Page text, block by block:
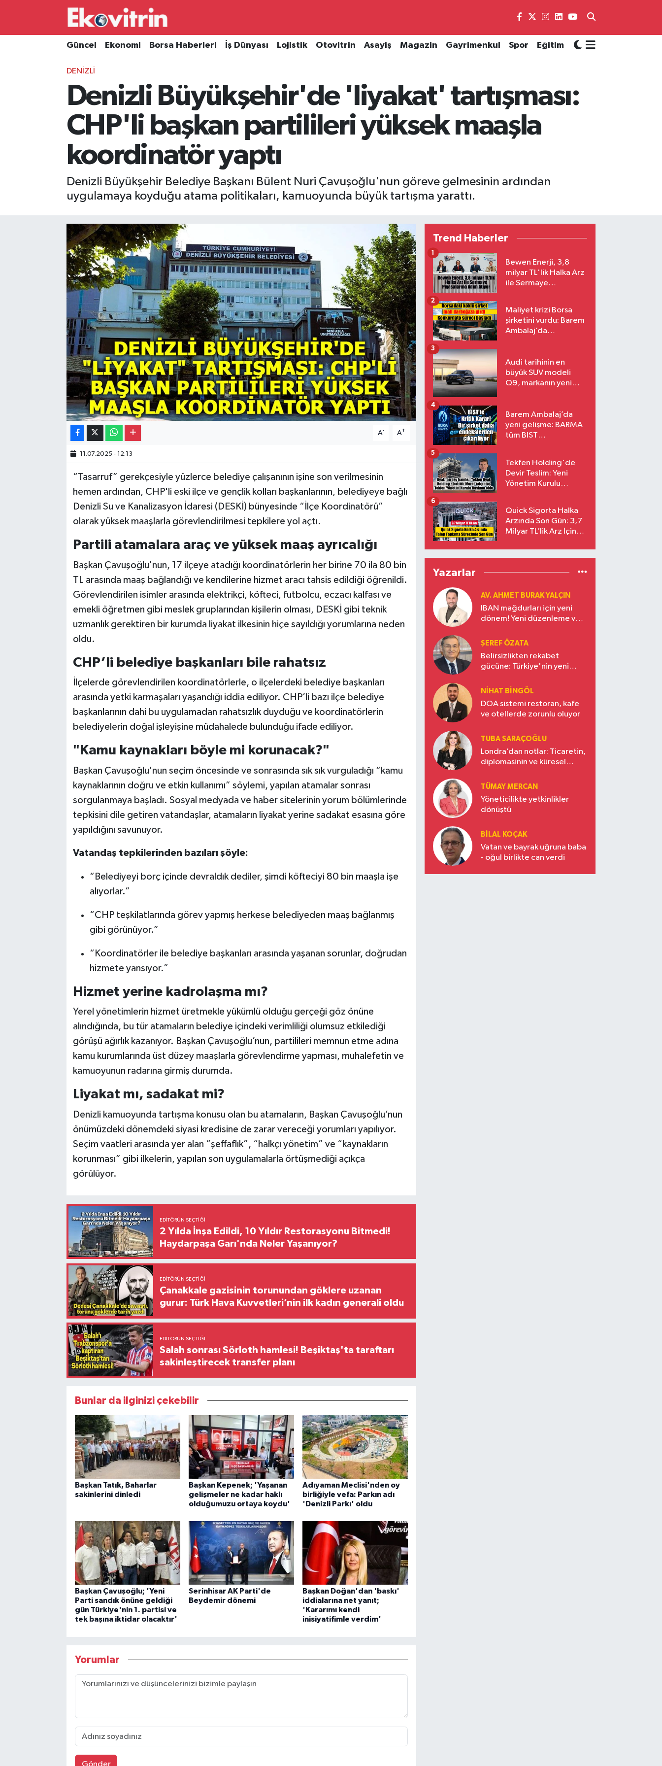
Güncel Ekonomi Borsa Haberleri İş Dünyası Lojistik Otovitrin Asayiş Magazin Gayrimenkul Spor Eğitim
DENİZLİ
Denizli Büyükşehir'de 'liyakat' tartışması:
CHP'li başkan partilileri yüksek maaşla
koordinatör yaptı
Denizli Büyükşehir Belediye Başkanı Bülent Nuri Çavuşoğlu'nun göreve gelmesinin ardından
uygulamaya koyduğu atama politikaları, kamuoyunda büyük tartışma yarattı.
A- A+
11.07.2025 - 12:13
“Tasarruf” gerekçesiyle yüzlerce belediye çalışanının işine son verilmesinin
hemen ardından, CHP'li eski ilçe ve gençlik kolları başkanlarının, belediyeye bağlı
Denizli Su ve Kanalizasyon İdaresi (DESKİ) bünyesinde “İlçe Koordinatörü”
olarak yüksek maaşlarla görevlendirilmesi tepkilere yol açtı.
Partili atamalara araç ve yüksek maaş ayrıcalığı
Başkan Çavuşoğlu'nun, 17 ilçeye atadığı koordinatörlerin her birine 70 ila 80 bin
TL arasında maaş bağlandığı ve kendilerine hizmet aracı tahsis edildiği öğrenildi.
Görevlendirilen isimler arasında elektrikçi, köfteci, futbolcu, eczacı kalfası ve
emekli öğretmen gibi meslek gruplarından kişilerin olması, DESKİ gibi teknik
uzmanlık gerektiren bir kurumda liyakat ilkesinin hiçe sayıldığı yorumlarına neden
oldu.
CHP’li belediye başkanları bile rahatsız
İlçelerde görevlendirilen koordinatörlerle, o ilçelerdeki belediye başkanları
arasında yetki karmaşaları yaşandığı iddia ediliyor. CHP’li bazı ilçe belediye
başkanlarının dahi bu uygulamadan rahatsızlık duyduğu ve koordinatörlerin
belediyelerin doğal işleyişine müdahalede bulunduğu ifade ediliyor.
"Kamu kaynakları böyle mi korunacak?"
Başkan Çavuşoğlu'nun seçim öncesinde ve sonrasında sık sık vurguladığı “kamu
kaynaklarının doğru ve etkin kullanımı” söylemi, yapılan atamalar sonrası
sorgulanmaya başladı. Sosyal medyada ve haber sitelerinin yorum bölümlerinde
tepkisini dile getiren vatandaşlar, atamaların liyakat yerine sadakat esasına göre
yapıldığını savunuyor.
Vatandaş tepkilerinden bazıları şöyle:
“Belediyeyi borç içinde devraldık dediler, şimdi köfteciyi 80 bin maaşla işe
alıyorlar.”
“CHP teşkilatlarında görev yapmış herkese belediyeden maaş bağlanmış
gibi görünüyor.”
“Koordinatörler ile belediye başkanları arasında yaşanan sorunlar, doğrudan
hizmete yansıyor.”
Hizmet yerine kadrolaşma mı?
Yerel yönetimlerin hizmet üretmekle yükümlü olduğu gerçeği göz önüne
alındığında, bu tür atamaların belediye içindeki verimliliği olumsuz etkilediği
görüşü ağırlık kazanıyor. Başkan Çavuşoğlu’nun, partilileri memnun etme adına
kamu kurumlarında üst düzey maaşlarla görevlendirme yapması, muhalefetin ve
kamuoyunun radarına girmiş durumda.
Liyakat mı, sadakat mi?
Denizli kamuoyunda tartışma konusu olan bu atamaların, Başkan Çavuşoğlu’nun
önümüzdeki dönemdeki siyasi kredisine de zarar vereceği yorumları yapılıyor.
Seçim vaatleri arasında yer alan “şeffaflık”, “halkçı yönetim” ve “kaynakların
korunması” gibi ilkelerin, yapılan son uygulamalarla örtüşmediği açıkça
görülüyor.
EDITÖRÜN SEÇTIĞI
2 Yılda İnşa Edildi, 10 Yıldır Restorasyonu Bitmedi!
Haydarpaşa Garı'nda Neler Yaşanıyor?
EDITÖRÜN SEÇTIĞI
Çanakkale gazisinin torunundan göklere uzanan
gurur: Türk Hava Kuvvetleri’nin ilk kadın generali oldu
EDITÖRÜN SEÇTIĞI
Salah sonrası Sörloth hamlesi! Beşiktaş'ta taraftarı
sakinleştirecek transfer planı
Bunlar da ilginizi çekebilir
Başkan Tatık, Baharlar
sakinlerini dinledi
Başkan Kepenek; 'Yaşanan
gelişmeler ne kadar haklı
olduğumuzu ortaya koydu'
Adıyaman Meclisi'nden oy
birliğiyle vefa: Parkın adı
'Denizli Parkı' oldu
Başkan Çavuşoğlu; 'Yeni
Parti sandık önüne geldiği
gün Türkiye'nin 1. partisi ve
tek başına iktidar olacaktır'
Serinhisar AK Parti'de
Beydemir dönemi
Başkan Doğan'dan 'baskı'
iddialarına net yanıt;
'Kararımı kendi
inisiyatifimle verdim'
Yorumlar
Trend Haberler
Bewen Enerji, 3,8
milyar TL'lik Halka Arz
ile Sermaye
1
Maliyet krizi Borsa
şirketini vurdu: Barem
Ambalaj’da
2
Audi tarihinin en
büyük SUV modeli
Q9, markanın yeni
3
Barem Ambalaj’da
yeni gelişme: BARMA
tüm BIST
4
Tekfen Holding'de
Devir Teslim: Yeni
Yönetim Kurulu
5
Quick Sigorta Halka
Arzında Son Gün: 3,7
Milyar TL’lik Arz İçin
Eriyor
6
Yazarlar
AV. AHMET BURAK YALÇIN
IBAN mağdurları için yeni
dönem! Yeni düzenleme ve
ŞEREF ÖZATA
Belirsizlikten rekabet
gücüne: Türkiye'nin yeni
NIHAT BINGÖL
DOA sistemi restoran, kafe
ve otellerde zorunlu oluyor
TUBA SARAÇOĞLU
Londra’dan notlar: Ticaretin,
diplomasinin ve küresel
Türkiye’nin yükselen gücü
TÜMAY MERCAN
Yöneticilikte yetkinlikler
dönüştü
BILAL KOÇAK
Vatan ve bayrak uğruna baba
- oğul birlikte can verdi
Güncel
Borsa Haberleri
Gayrimenkul
Hava Durumu
Süper Lig Puan Durumu ve Fikstür
Tüm Manşetler
Son Dakika Haberleri
Haber Arşivi